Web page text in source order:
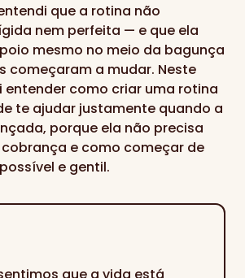
que a rotina não
nem perfeita — e que ela
mesmo no meio da bagunça
começaram a mudar. Neste
entender como criar uma rotina
te ajudar justamente quando a
porque ela não precisa
e como começar de
e gentil.
que a vida está